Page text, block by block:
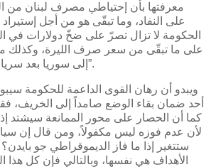
معرفتها بأن إحتياطي مصرف لبنان من
على النفاد، وما تبقّى هو من أجل إستيراد
الحكومة لا تزال تصرّ على ضخّ دولارات في
على ما تبقّى من سعر صرف الليرة، وكذلك
إلى سوريا بعد سريان تطبيق قانون “قيصر”.
ويبدو أن رهان القوى الداعمة للحكومة
أحد ضمان بقاء الوضع صامداً إلى الخريف،
كما أن الحصار على محور الممانعة سيشتد
لأن عدم فوزه ليس مكفولاً، ومن قال إن
ستتغير إذا ما فاز الديموقراطي جو
الأهداف هي نفسها، وبالتالي فإن كل